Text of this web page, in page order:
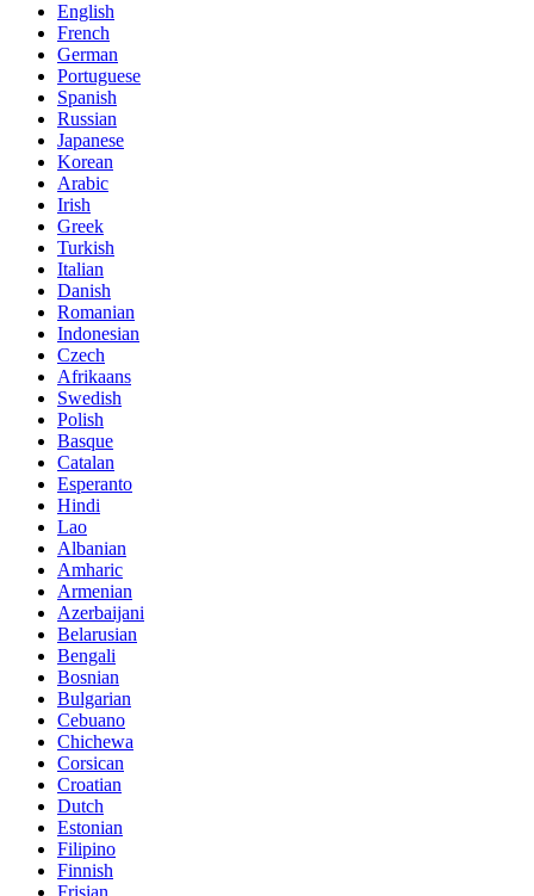
English
French
German
Portuguese
Spanish
Russian
Japanese
Korean
Arabic
Irish
Greek
Turkish
Italian
Danish
Romanian
Indonesian
Czech
Afrikaans
Swedish
Polish
Basque
Catalan
Esperanto
Hindi
Lao
Albanian
Amharic
Armenian
Azerbaijani
Belarusian
Bengali
Bosnian
Bulgarian
Cebuano
Chichewa
Corsican
Croatian
Dutch
Estonian
Filipino
Finnish